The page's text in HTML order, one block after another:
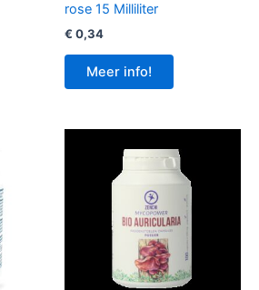
rose 15 Milliliter
€ 0,34
Meer info!